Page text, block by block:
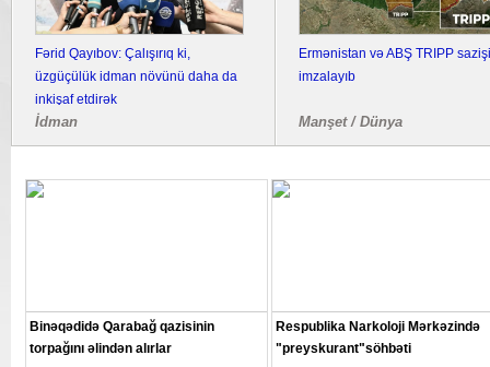
Fərid Qayıbov: Çalışırıq ki,
üzgüçülük idman növünü daha da
inkişaf etdirək
İdman
Ermənistan və ABŞ TRIPP
imzalayıb
Manşet / Dünya
Binəqədidə Qarabağ qazisinin
torpağını əlindən alırlar
Respublika Narkoloji Mərkəzində
"preyskurant"söhbəti